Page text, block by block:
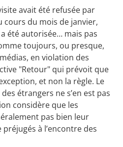
avait été refusée par
cours du mois de janvier,
été autorisée… mais pas
toujours, ou presque,
en violation des
"Retour" qui prévoit que
et non la règle. Le
étrangers ne s’en est pas
considère que les
pas bien leur
à l’encontre des